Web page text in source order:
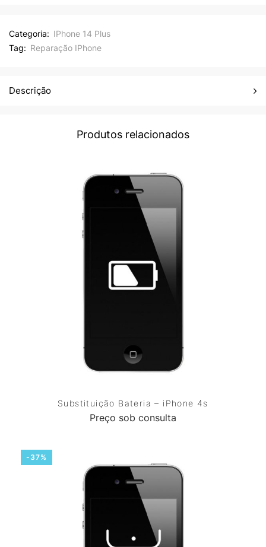
Categoria: IPhone 14 Plus
Tag: Reparação IPhone
Descrição
Produtos relacionados
Substituição Bateria – iPhone 4s
Preço sob consulta
-37%